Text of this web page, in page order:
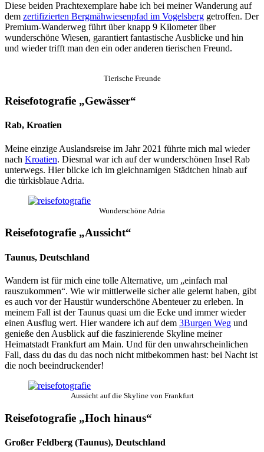
Diese beiden Prachtexemplare habe ich bei meiner Wanderung auf
dem zertifizierten Bergmähwiesenpfad im Vogelsberg getroffen. Der
Premium-Wanderweg führt über knapp 9 Kilometer über
wunderschöne Wiesen, garantiert fantastische Ausblicke und hin
und wieder trifft man den ein oder anderen tierischen Freund.
Tierische Freunde
Reisefotografie „Gewässer“
Rab, Kroatien
Meine einzige Auslandsreise im Jahr 2021 führte mich mal wieder
nach Kroatien. Diesmal war ich auf der wunderschönen Insel Rab
unterwegs. Hier blicke ich im gleichnamigen Städtchen hinab auf
die türkisblaue Adria.
Wunderschöne Adria
Reisefotografie „Aussicht“
Taunus, Deutschland
Wandern ist für mich eine tolle Alternative, um „einfach mal
rauszukommen“. Wie wir mittlerweile sicher alle gelernt haben, gibt
es auch vor der Haustür wunderschöne Abenteuer zu erleben. In
meinem Fall ist der Taunus quasi um die Ecke und immer wieder
einen Ausflug wert. Hier wandere ich auf dem 3Burgen Weg und
genieße den Ausblick auf die faszinierende Skyline meiner
Heimatstadt Frankfurt am Main. Und für den unwahrscheinlichen
Fall, dass du das du das noch nicht mitbekommen hast: bei Nacht ist
die noch beeindruckender!
Aussicht auf die Skyline von Frankfurt
Reisefotografie „Hoch hinaus“
Großer Feldberg (Taunus), Deutschland